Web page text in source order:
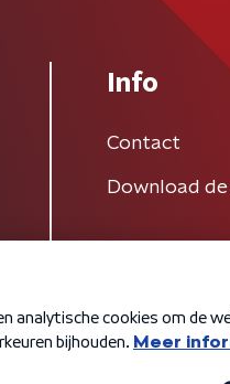
Info
Contact
Download